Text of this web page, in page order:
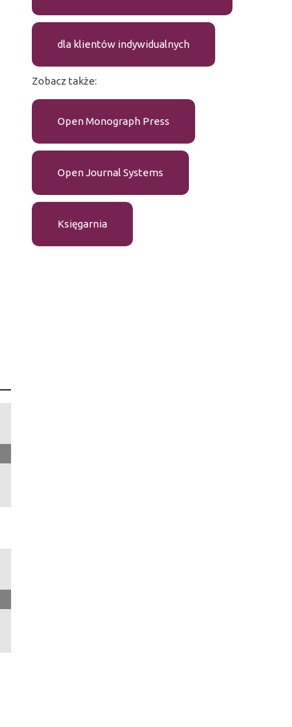
dla klientów indywidualnych
Zobacz także:
Open Monograph Press
Open Journal Systems
Księgarnia